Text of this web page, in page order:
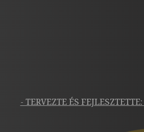
- TERVEZTE ÉS FEJLESZTETTE: